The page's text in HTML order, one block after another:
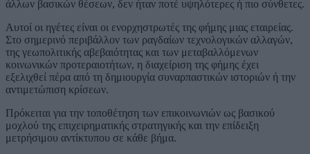
άλλων βασικών θέσεων, δεν ήταν ποτέ υψηλότερες ή πιο σύνθετες.
Αυτοί οι ηγέτες είναι οι ενορχηστρωτές της φήμης μιας εταιρείας.
Στο σημερινό περιβάλλον των ραγδαίων τεχνολογικών αλλαγών,
της γεωπολιτικής αβεβαιότητας και των μεταβαλλόμενων
κοινωνικών προτεραιοτήτων, η διαχείριση της φήμης έχει
εξελιχθεί πέρα από τη δημιουργία συναρπαστικών ιστοριών ή την
αντιμετώπιση κρίσεων.
Πρόκειται για την τοποθέτηση των επικοινωνιών ως βασικού
μοχλού της επιχειρηματικής στρατηγικής και την επίδειξη
μετρήσιμου αντίκτυπου σε κάθε βήμα.